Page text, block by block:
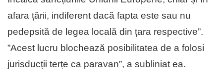
afara țării, indiferent dacă fapta este sau nu
pedepsită de legea locală din țara respective”.
”Acest lucru blochează posibilitatea de a folosi
jurisducții terțe ca paravan”, a subliniat ea.